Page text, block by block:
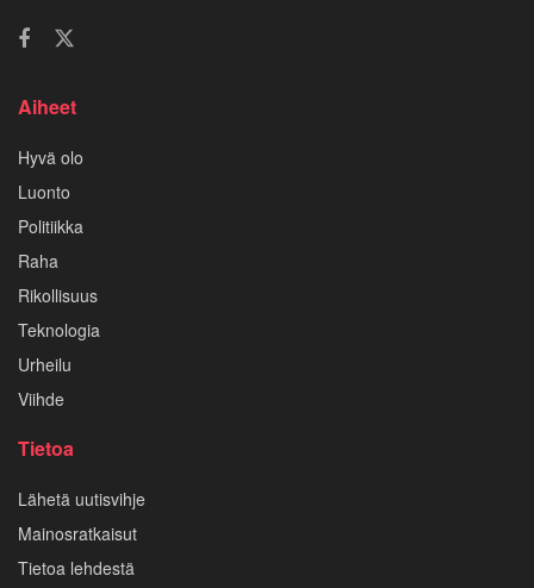
Aiheet
Hyvä olo
Luonto
Politiikka
Raha
Rikollisuus
Teknologia
Urheilu
Viihde
Tietoa
Lähetä uutisvihje
Mainosratkaisut
Tietoa lehdestä